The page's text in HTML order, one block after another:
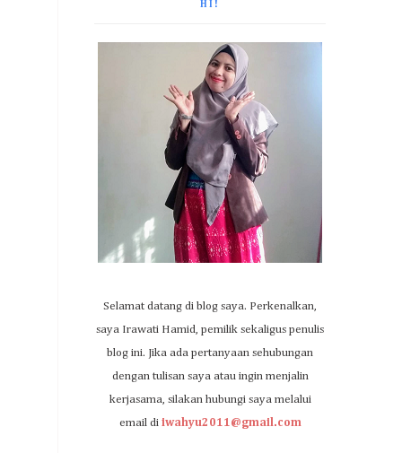
HI!
Selamat datang di blog saya. Perkenalkan,
saya Irawati Hamid, pemilik sekaligus penulis
blog ini. Jika ada pertanyaan sehubungan
dengan tulisan saya atau ingin menjalin
kerjasama, silakan hubungi saya melalui
email di iwahyu2011@gmail.com